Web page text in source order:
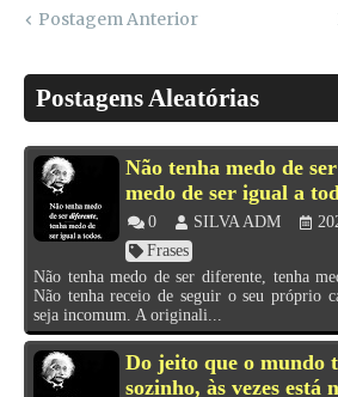
Postagem Anterior
Postagens Aleatórias
Não tenha medo de
medo de ser igual a
0 SILVA ADM
Frases
Não tenha medo de ser diferente, tenha
Não tenha receio de seguir o seu próprio
seja incomum. A originali...
Do jeito que o mundo
sozinho, às vezes está